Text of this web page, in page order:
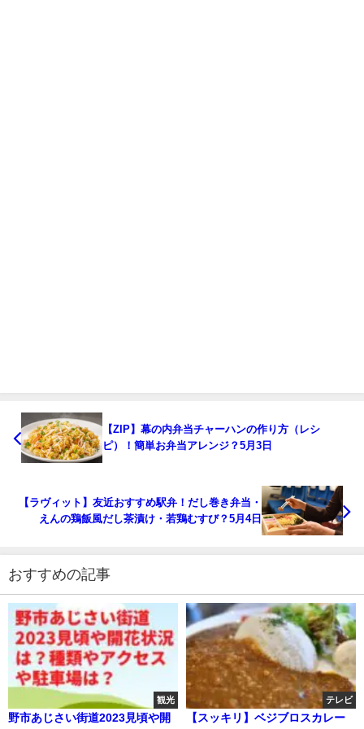
【ZIP】幕の内弁当チャーハンの作り方（レシ
ピ）！簡単お弁当アレンジ？5月3日
【ラヴィット】友近おすすめ駅弁！だし巻き弁当・
えんの鶏飯風だし茶漬け・若鶏むすび？5月4日
おすすめの記事
観光
野市あじさい街道2023見頃や開
テレビ
【スッキリ】ベジブロスカレー